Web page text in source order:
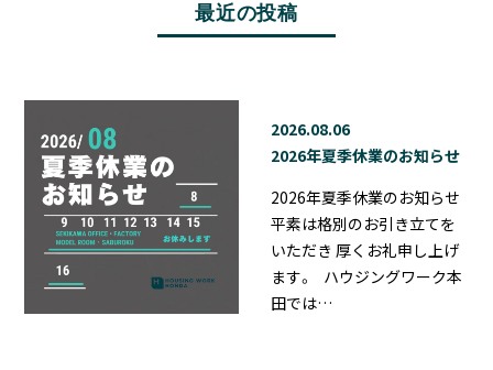
最近の投稿
2026.08.06
2026年夏季休業のお知らせ
2026年夏季休業のお知らせ
平素は格別のお引き立てを
いただき 厚くお礼申し上げ
ます。 ハウジングワーク本
田では…